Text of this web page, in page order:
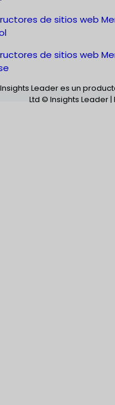
de sitios web
de sitios web
Insights Leader es un
Ltd © Insights Leader